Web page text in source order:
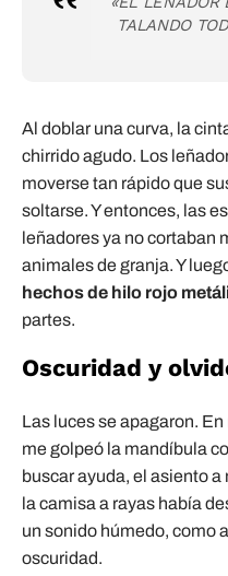
TALANDO
Al doblar una curva, la
chirrido agudo. Los
moverse tan rápido que
soltarse. Y entonces, las
leñadores ya no cortaban
animales de granja. Y
hechos de hilo rojo
partes.
Oscuridad y
Las luces se apagaron.
me golpeó la mandíbula
buscar ayuda, el asiento
la camisa a rayas había
un sonido húmedo, como
oscuridad.